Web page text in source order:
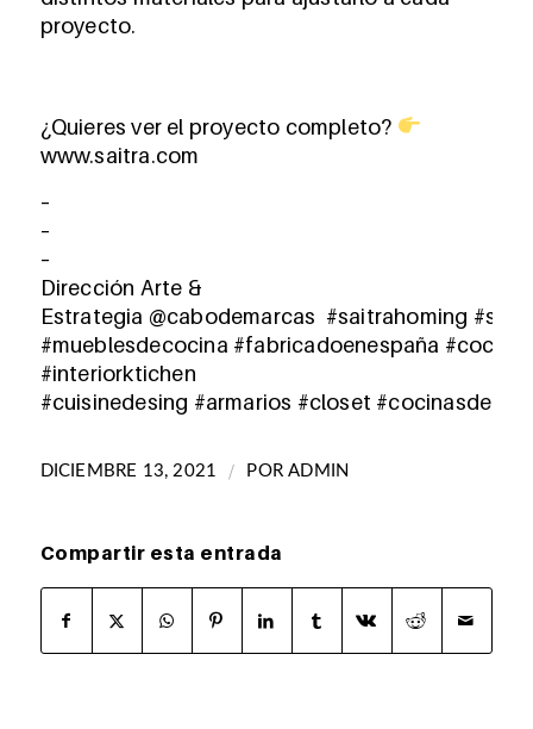
proyecto.
¿Quieres ver el proyecto completo?
www.saitra.com
–
–
–
Dirección Arte &
Estrategia @cabodemarcas #saitrahoming
#mueblesdecocina #fabricadoenespaña
#interiorktichen
#cuisinedesing #armarios #closet
DICIEMBRE 13, 2021 / PORADMIN
Compartir esta entrada